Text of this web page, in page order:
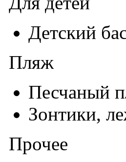
Детский
Пляж
Песчаный
Зонтики,
Прочее